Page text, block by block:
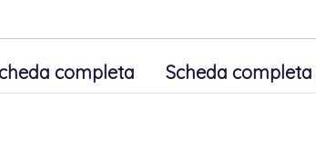
completa Scheda completa